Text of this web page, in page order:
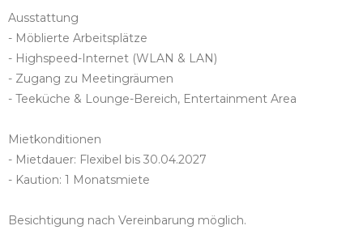
Ausstattung
- Möblierte Arbeitsplätze
- Highspeed-Internet (WLAN & LAN)
- Zugang zu Meetingräumen
- Teeküche & Lounge-Bereich, Entertainment Area
Mietkonditionen
- Mietdauer: Flexibel bis 30.04.2027
- Kaution: 1 Monatsmiete
Besichtigung nach Vereinbarung möglich.